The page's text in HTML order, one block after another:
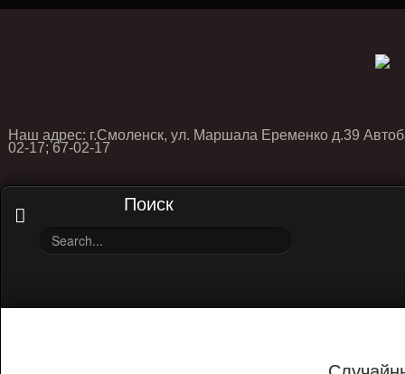
Наш адрес: г.Смоленск, ул. Маршала Еременко д.39
02-17; 67-02-17
Поиск